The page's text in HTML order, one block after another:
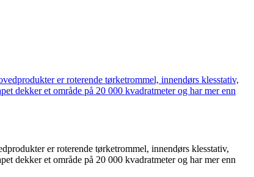
er roterende tørketrommel, innendørs klesstativ,
dekker et område på 20 000 kvadratmeter og har mer enn